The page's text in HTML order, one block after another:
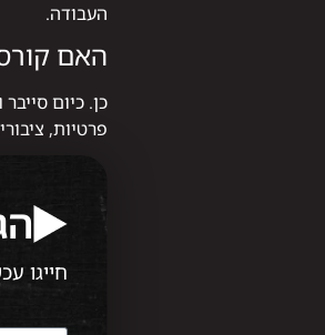
העבודה.
האם
כן. כיום
פרטיות,
חייגו